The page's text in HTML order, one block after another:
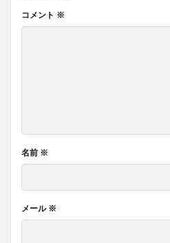
コメント ※
名前 ※
メール※